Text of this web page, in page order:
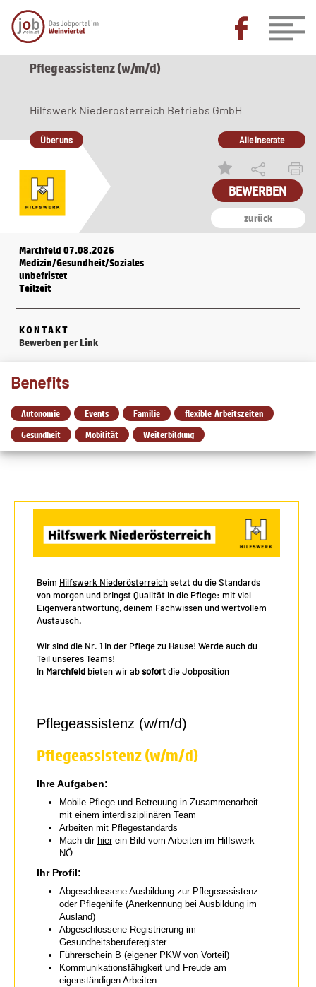
Pflegeassistenz (w/m/d)
zurück
Hilfswerk Niederösterreich Betriebs GmbH
Über uns Alle Inserate
Marchfeld 07.08.2026
Medizin/Gesundheit/Soziales
unbefristet
Teilzeit
KONTAKT
Bewerben per Link
Benefits
Autonomie Events Familie
flexible Arbeitszeiten
Gesundheit
Mobilität Weiterbildung
Beim Hilfswerk Niederösterreichsetzt du die Standards
von morgen und bringst Qualität in die Pflege: mit viel
Eigenverantwortung, deinem Fachwissen und wertvollem
Austausch.
Wir sind die Nr. 1 in der Pflege zu Hause! Werde auch du
Teil unseres Teams!
In Marchfeldbieten wir absofortdie Jobposition
Pflegeassistenz (w/m/d)
Pflegeassistenz (w/m/d)
Ihre Aufgaben:
Mobile Pflege und Betreuung in Zusammenarbeit
mit einem interdisziplinären Team
Arbeiten mit Pflegestandards
Mach dir hierein Bild vom Arbeiten im Hilfswerk
NÖ
Ihr Profil:
Abgeschlossene Ausbildung zur Pflegeassistenz
oder Pflegehilfe (Anerkennung bei Ausbildung im
Ausland)
Abgeschlossene Registrierung im
Gesundheitsberuferegister
Führerschein B (eigener PKW von Vorteil)
Kommunikationsfähigkeit und Freude am
eigenständigen Arbeiten